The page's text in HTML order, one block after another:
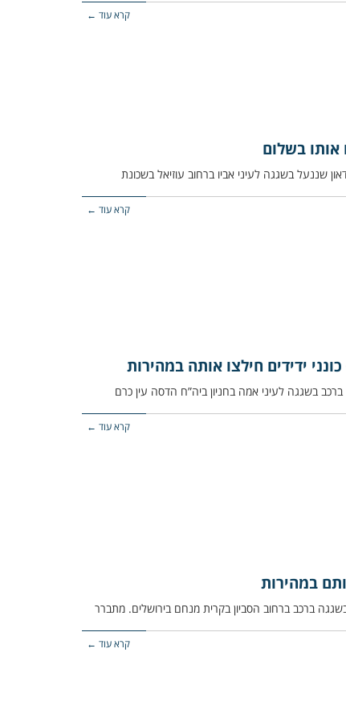
קרא עוד ←
אותו בשלום
קרא עוד ←
ידידים חילצו אותה במהירות
קרא עוד ←
במהירות
קרא עוד ←